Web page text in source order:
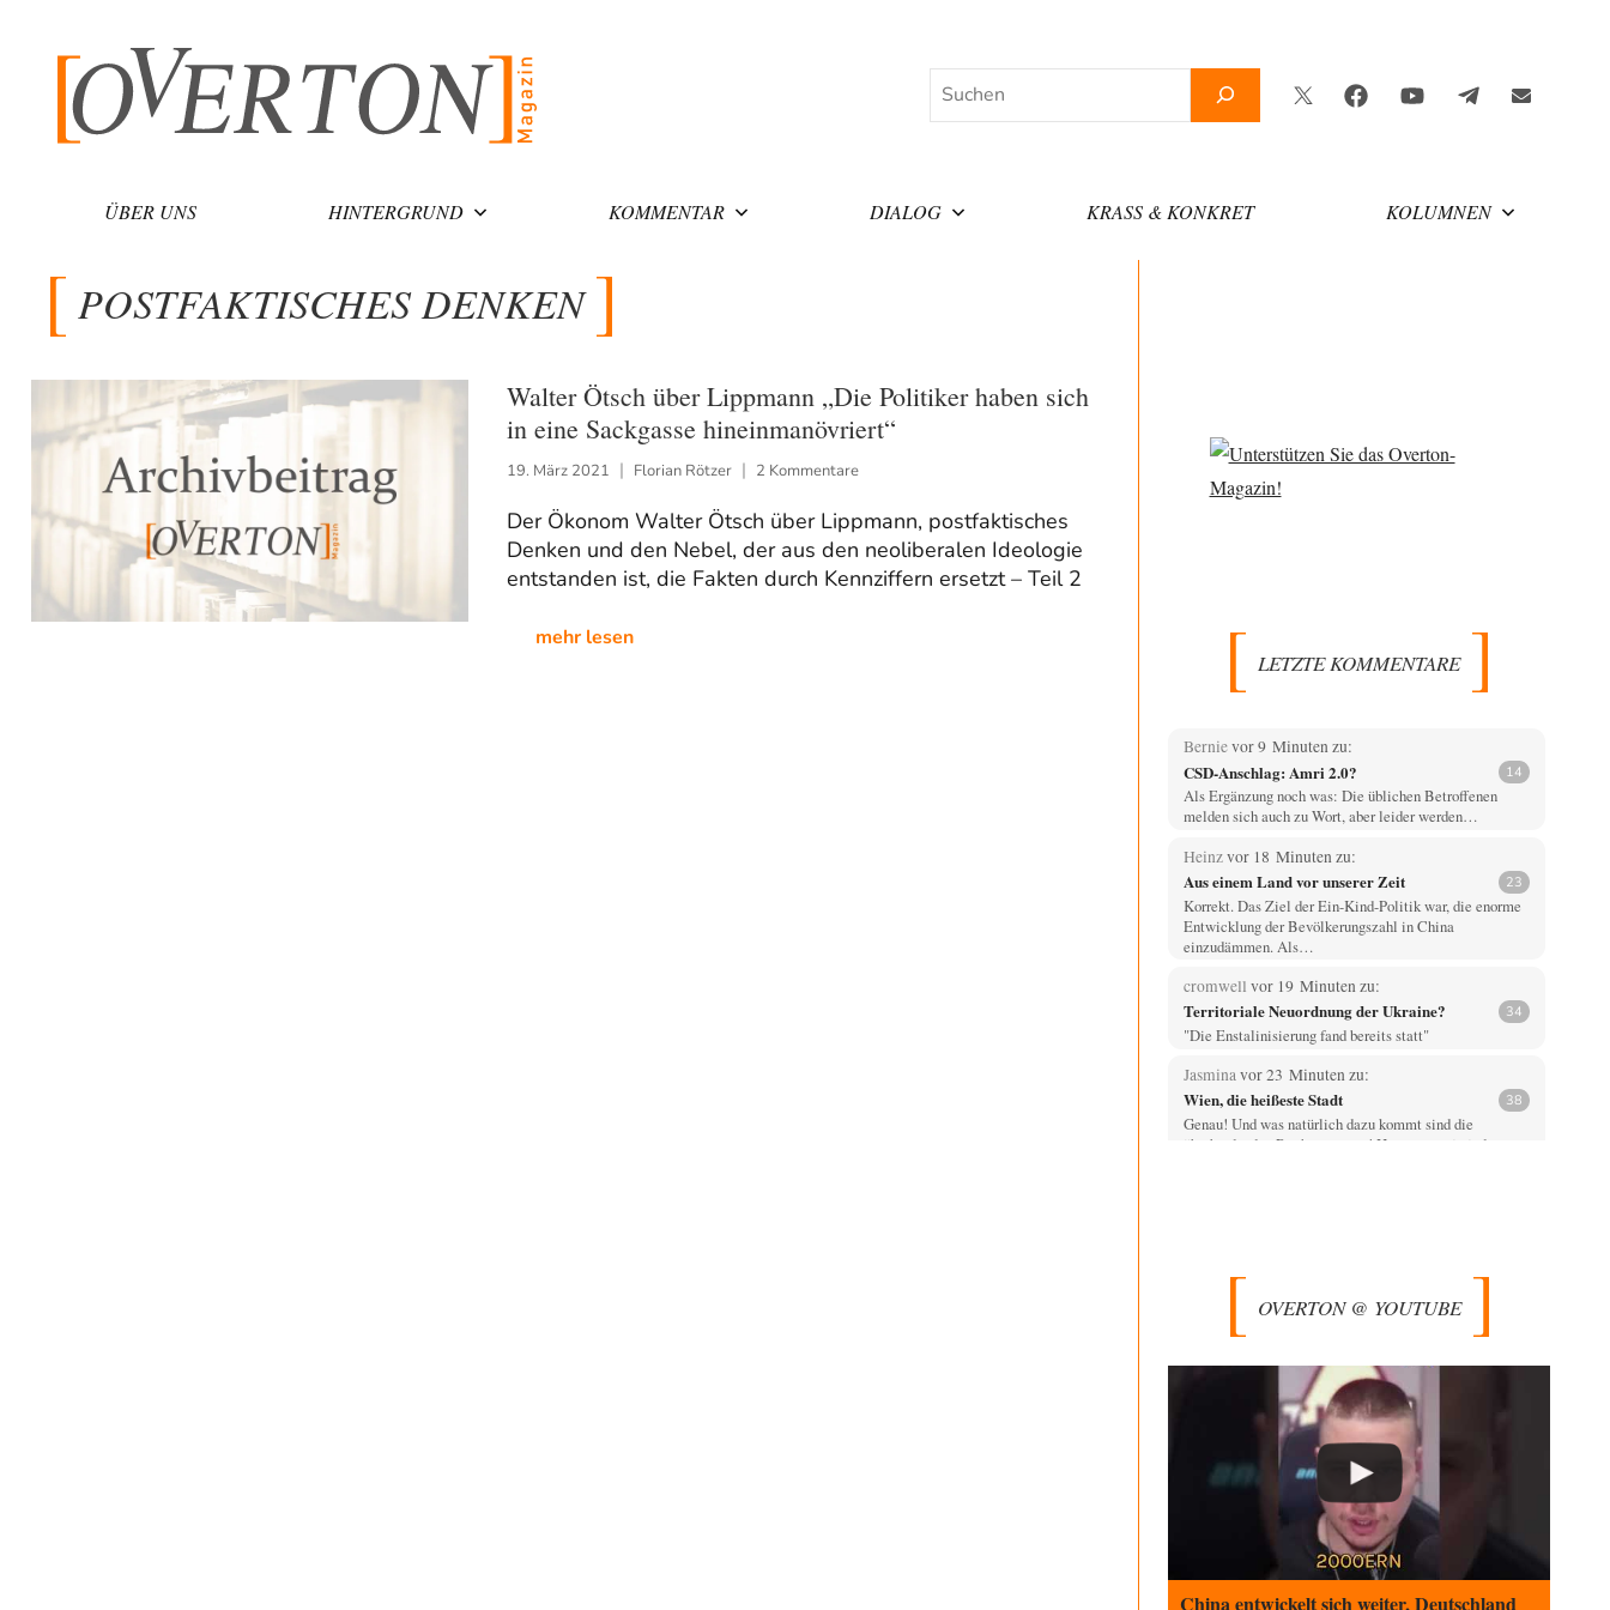
Suchen
TwitterFacebookYouTubeTelegramNewsletter
ÜBER UNS HINTERGRUND KOMMENTAR DIALOG KRASS & KONKRET KOLUMNEN
POSTFAKTISCHES DENKEN
Walter Ötsch über Lippmann „Die Politiker haben sich
in eine Sackgasse hineinmanövriert“
19. März 2021 Florian Rötzer 2 Kommentare
Der Ökonom Walter Ötsch über Lippmann, postfaktisches
Denken und den Nebel, der aus den neoliberalen Ideologie
entstanden ist, die Fakten durch Kennziffern ersetzt – Teil 2
mehr lesen
LETZTE KOMMENTARE
Bernievor 9 Minuten zu:
CSD-Anschlag: Amri 2.0? 14
Als Ergänzung noch was: Die üblichen Betroffenen
melden sich auch zu Wort, aber leider werden…
Heinzvor 18 Minuten zu:
Aus einem Land vor unserer Zeit 23
Korrekt. Das Ziel der Ein-Kind-Politik war, die enorme
Entwicklung der Bevölkerungszahl in China
einzudämmen. Als…
cromwell vor 19 Minuten zu:
Territoriale Neuordnung der Ukraine? 34
"Die Enstalinisierung fand bereits statt"
Jasminavor 23 Minuten zu:
Wien, die heißeste Stadt 38
Genau! Und was natürlich dazu kommt sind die
überbordenden Rechenzentren! Heute muss ja jeder
Statt Dunkelflaute eher Hitze-Blackout wegen
Kühlwassermangel für Atomkraft
Würden PV-Anlagen zu Marktbedingungen betrieben,
würden sie sich beim derzeitigen Ausbaustand kaum
lohnen. Ob sich…
vor 3 Stunden zu:
Die Macht der KI-Besitzer
@DIRTY OPERATING SYSTEM Ihre Argumentation
teile ich, soweit wir uns auf den aktuellen Moment
beziehen.…
OVERTON @ YOUTUBE
China entwickelt sich weiter, Deutschland